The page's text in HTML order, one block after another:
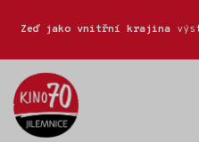
Zeď jako vnitřní krajina
70